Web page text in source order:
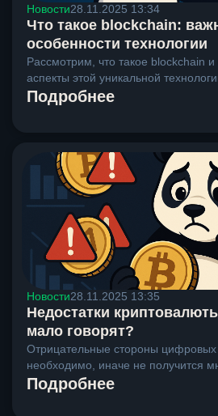
Новости28.11.2025 13:34
Что такое blockchain:
особенности технологии
Рассмотрим, что такое blockchain
аспекты этой уникальной
Подробнее
Новости28.11.2025 13:35
Недостатки
мало говорят?
Отрицательные стороны цифровых
необходимо, иначе не получится
Подробнее